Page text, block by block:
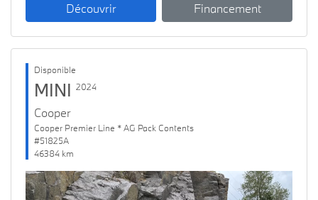
Découvrir Financement
Disponible
MINI 2024
Cooper
Cooper Premier Line * AG Pack Contents
#51825A
46384 km